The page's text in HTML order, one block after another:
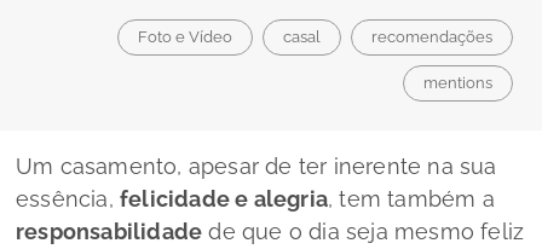
Foto e Vídeo casal recomendações
mentions
Um casamento, apesar de ter inerente na sua
essência, felicidade e alegria, tem também a
responsabilidade de que o dia seja mesmo feliz